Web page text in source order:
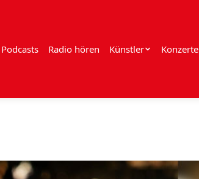
Podcasts Radio hören Künstler Konzerte